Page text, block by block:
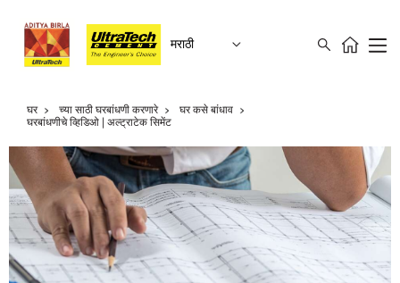
मराठी
घर च्या साठी घरबांधणी करणारे
घर कसे बांधाव
घरबांधणीचे व्हिडिओ | अल्ट्राटेक सिमेंट